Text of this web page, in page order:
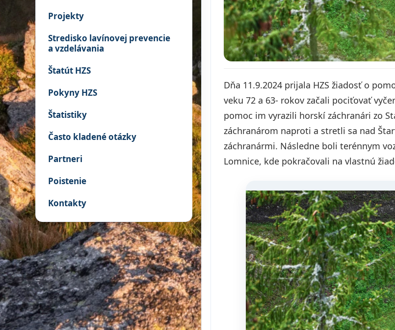
Projekty
Stredisko lavínovej prevencie
a vzdelávania
Štatút HZS
Pokyny HZS
Štatistiky
Často kladené otázky
Partneri
Poistenie
Kontakty
Dňa 11.9.2024 prijala HZS žiadosť o
veku 72 a 63- rokov začali pociťovať
pomoc im vyrazili horskí záchranári zo
záchranárom naproti a stretli sa nad
záchranármi. Následne boli terénnym
Lomnice, kde pokračovali na vlastnú